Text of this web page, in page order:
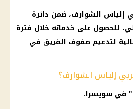
إلياس الشوارف، ضمن دائرة
للحصول على خدماته خلال فترة
لتدعيم صفوف الفريق في
إلياس الشوارف؟
في سويسرا.